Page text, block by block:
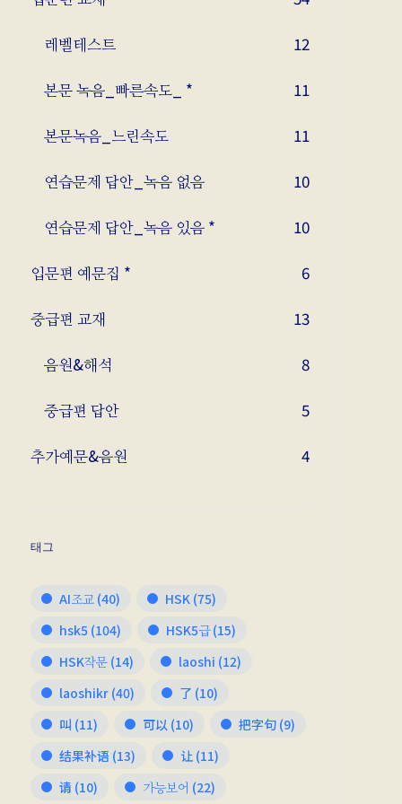
레벨테스트 12
본문 녹음_빠른속도_ * 11
본문녹음_느린속도 11
연습문제 답안_녹음 없음 10
연습문제 답안_녹음 있음 * 10
입문편 예문집 * 6
중급편 교재 13
음원&해석 8
중급편 답안 5
추가예문&음원 4
태그
AI조교(40) HSK(75)
hsk5(104) HSK5급(15)
HSK작문(14) laoshi (12)
laoshikr(40) 了 (10)
叫 (11) 可以 (10) 把字句(9)
结果补语 (13) 让(11)
请 (10) 가능보어 (22)